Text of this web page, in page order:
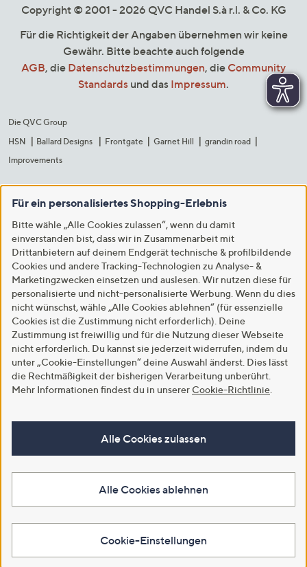
Copyright © 2001 - 2026 QVC Handel S.à r.l. & Co. KG
Für die Richtigkeit der Angaben übernehmen wir keine
Gewähr. Bitte beachte auch folgende
AGB, die Datenschutzbestimmungen, die Community
Standards und das Impressum.
Die QVC Group
HSN
Ballard Designs Frontgate Garnet Hill
grandin road
Improvements
Für ein personalisiertes Shopping-Erlebnis
Bitte wähle „Alle Cookies zulassen“, wenn du damit
einverstanden bist, dass wir in Zusammenarbeit mit
Drittanbietern auf deinem Endgerät technische & profilbildende
Cookies und andere Tracking-Technologien zu Analyse- &
Marketingzwecken einsetzen und auslesen. Wir nutzen diese für
personalisierte und nicht-personalisierte Werbung. Wenn du dies
nicht wünschst, wähle „Alle Cookies ablehnen“ (für essenzielle
Cookies ist die Zustimmung nicht erforderlich). Deine
Zustimmung ist freiwillig und für die Nutzung dieser Webseite
nicht erforderlich. Du kannst sie jederzeit widerrufen, indem du
unter „Cookie-Einstellungen“ deine Auswahl änderst. Dies lässt
die Rechtmäßigkeit der bisherigen Verarbeitung unberührt.
Mehr Informationen findest du in unserer Cookie-Richtlinie
Alle Cookies zulassen
Alle Cookies ablehnen
Cookie-Einstellungen